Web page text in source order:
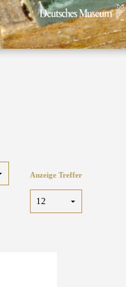
Anzeige Treffer